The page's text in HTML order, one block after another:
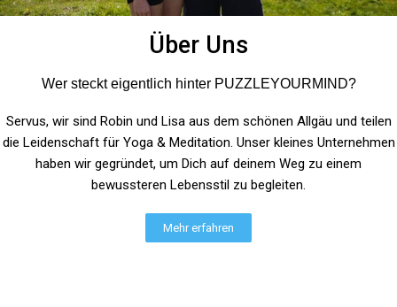
Rating: 5/5
Kuschelig weiches Sweatshirt
Ich hab mich für ein schlichtes Sweatshirt mit kleinem Aufdruck
Über Uns
Wer steckt eigentlich hinter PUZZLEYOURMIND?
Servus, wir sind Robin und Lisa aus dem schönen Allgäu und teilen
die Leidenschaft für Yoga & Meditation. Unser kleines Unternehmen
haben wir gegründet, um Dich auf deinem Weg zu einem
bewussteren Lebensstil zu begleiten.
Mehr erfahren